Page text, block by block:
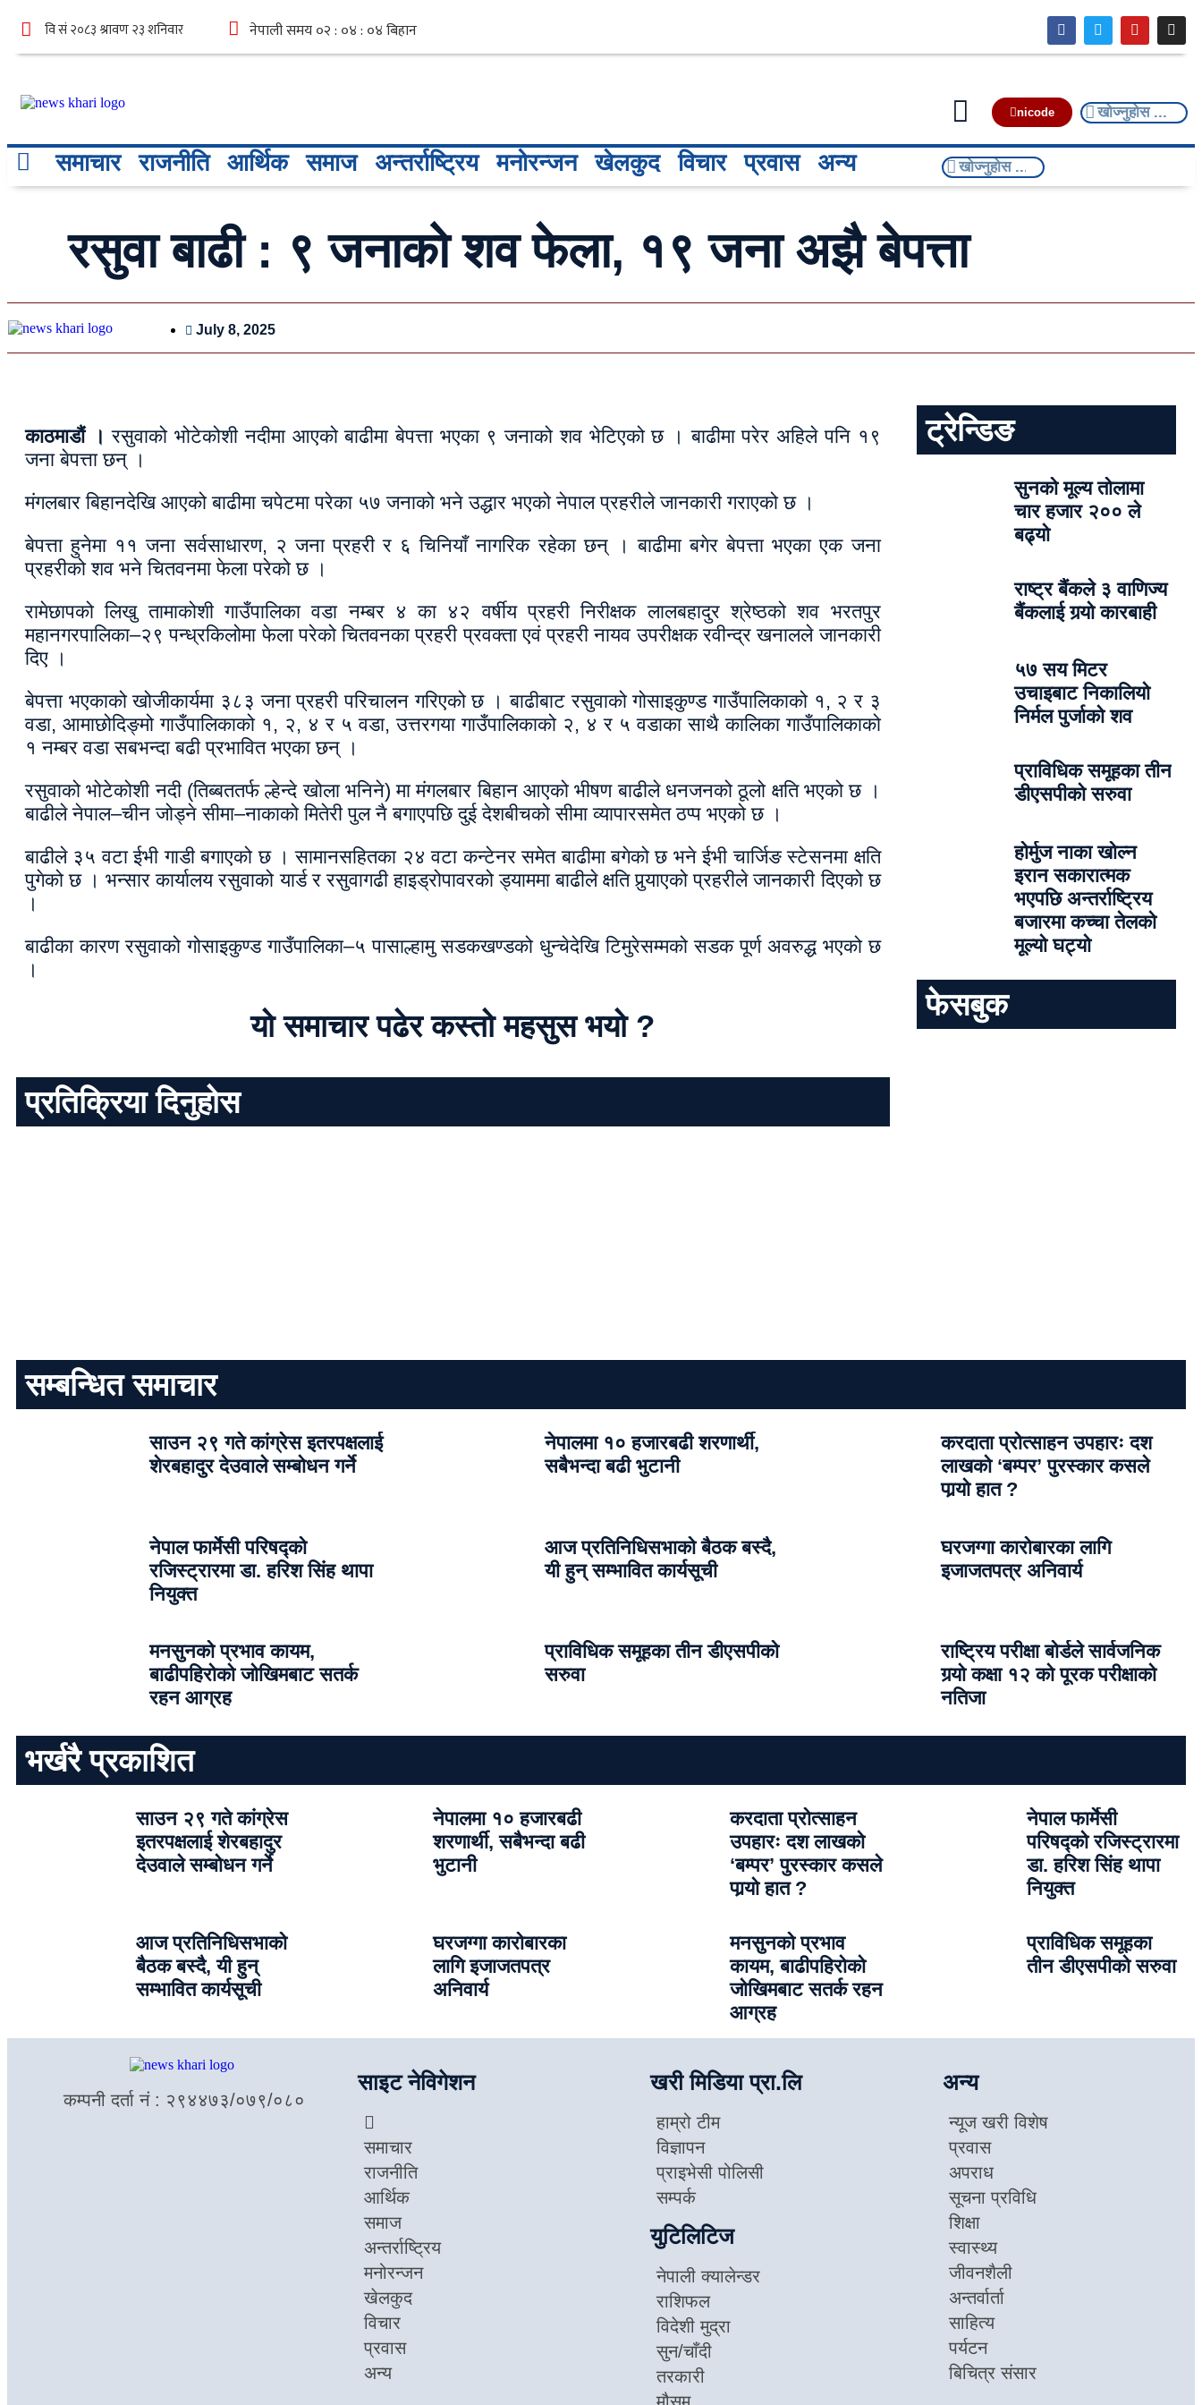
nicode
समाचार राजनीति आर्थिक समाज अन्तर्राष्ट्रिय मनोरन्जन खेलकुद विचार प्रवास अन्य
रसुवा बाढी : ९ जनाको शव फेला, १९ जना अझै बेपत्ता
July 8, 2025
काठमाडौं । रसुवाको भोटेकोशी नदीमा आएको बाढीमा बेपत्ता भएका ९ जनाको शव भेटिएको छ । बाढीमा परेर अहिले पनि १९
जना बेपत्ता छन् ।
मंगलबार बिहानदेखि आएको बाढीमा चपेटमा परेका ५७ जनाको भने उद्धार भएको नेपाल प्रहरीले जानकारी गराएको छ ।
बेपत्ता हुनेमा ११ जना सर्वसाधारण, २ जना प्रहरी र ६ चिनियाँ नागरिक रहेका छन् । बाढीमा बगेर बेपत्ता भएका एक जना
प्रहरीको शव भने चितवनमा फेला परेको छ ।
रामेछापको लिखु तामाकोशी गाउँपालिका वडा नम्बर ४ का ४२ वर्षीय प्रहरी निरीक्षक लालबहादुर श्रेष्ठको शव भरतपुर
महानगरपालिका–२९ पन्ध्रकिलोमा फेला परेको चितवनका प्रहरी प्रवक्ता एवं प्रहरी नायव उपरीक्षक रवीन्द्र खनालले जानकारी
दिए ।
बेपत्ता भएकाको खोजीकार्यमा ३८३ जना प्रहरी परिचालन गरिएको छ । बाढीबाट रसुवाको गोसाइकुण्ड गाउँपालिकाको १, २ र ३
वडा, आमाछोदिङ्मो गाउँपालिकाको १, २, ४ र ५ वडा, उत्तरगया गाउँपालिकाको २, ४ र ५ वडाका साथै कालिका गाउँपालिकाको
१ नम्बर वडा सबभन्दा बढी प्रभावित भएका छन् ।
रसुवाको भोटेकोशी नदी (तिब्बततर्फ ल्हेन्दे खोला भनिने) मा मंगलबार बिहान आएको भीषण बाढीले धनजनको ठूलो क्षति भएको छ ।
बाढीले नेपाल–चीन जोड्ने सीमा–नाकाको मितेरी पुल नै बगाएपछि दुई देशबीचको सीमा व्यापारसमेत ठप्प भएको छ ।
बाढीले ३५ वटा ईभी गाडी बगाएको छ । सामानसहितका २४ वटा कन्टेनर समेत बाढीमा बगेको छ भने ईभी चार्जिङ स्टेसनमा क्षति
पुगेको छ । भन्सार कार्यालय रसुवाको यार्ड र रसुवागढी हाइड्रोपावरको ड्याममा बाढीले क्षति पुर्‍याएको प्रहरीले जानकारी दिएको छ
।
बाढीका कारण रसुवाको गोसाइकुण्ड गाउँपालिका–५ पासाल्हामु सडकखण्डको धुन्चेदेखि टिमुरेसम्मको सडक पूर्ण अवरुद्ध भएको छ
।
यो समाचार पढेर कस्तो महसुस भयो ?
प्रतिक्रिया दिनुहोस
ट्रेन्डिङ
सुनको मूल्य तोलामा
चार हजार २०० ले
बढ्यो
राष्ट्र बैंकले ३ वाणिज्य
बैंकलाई गर्‍यो कारबाही
५७ सय मिटर
उचाइबाट निकालियो
निर्मल पुर्जाको शव
प्राविधिक समूहका तीन
डीएसपीको सरुवा
होर्मुज नाका खोल्न
इरान सकारात्मक
भएपछि अन्तर्राष्ट्रिय
बजारमा कच्चा तेलको
मूल्यो घट्यो
फेसबुक
सम्बन्धित समाचार
साउन २९ गते कांग्रेस इतरपक्षलाई
शेरबहादुर देउवाले सम्बोधन गर्ने
नेपालमा १० हजारबढी शरणार्थी,
सबैभन्दा बढी भुटानी
करदाता प्रोत्साहन उपहारः दश
लाखको ‘बम्पर’ पुरस्कार कसले
पार्‍याे हात ?
नेपाल फार्मेसी परिषद्को
रजिस्ट्रारमा डा. हरिश सिंह थापा
नियुक्त
आज प्रतिनिधिसभाको बैठक बस्दै,
यी हुन् सम्भावित कार्यसूची
घरजग्गा कारोबारका लागि
इजाजतपत्र अनिवार्य
मनसुनको प्रभाव कायम,
बाढीपहिरोको जोखिमबाट सतर्क
रहन आग्रह
प्राविधिक समूहका तीन डीएसपीको
सरुवा
राष्ट्रिय परीक्षा बोर्डले सार्वजनिक
गर्‍यो कक्षा १२ को पूरक परीक्षाको
नतिजा
भर्खरै प्रकाशित
साउन २९ गते कांग्रेस
इतरपक्षलाई शेरबहादुर
देउवाले सम्बोधन गर्ने
नेपालमा १० हजारबढी
शरणार्थी, सबैभन्दा बढी
भुटानी
करदाता प्रोत्साहन
उपहारः दश लाखको
‘बम्पर’ पुरस्कार कसले
पार्‍याे हात ?
नेपाल फार्मेसी
परिषद्को रजिस्ट्रारमा
डा. हरिश सिंह थापा
नियुक्त
आज प्रतिनिधिसभाको
बैठक बस्दै, यी हुन्
सम्भावित कार्यसूची
घरजग्गा कारोबारका
लागि इजाजतपत्र
अनिवार्य
मनसुनको प्रभाव
कायम, बाढीपहिरोको
जोखिमबाट सतर्क रहन
आग्रह
प्राविधिक समूहका
तीन डीएसपीको सरुवा
कम्पनी दर्ता नं : २९४४७३/०७९/०८०
साइट नेविगेशन
समाचार
राजनीति
आर्थिक
समाज
अन्तर्राष्ट्रिय
मनोरन्जन
खेलकुद
विचार
प्रवास
अन्य
खरी मिडिया प्रा.लि
हाम्रो टीम
विज्ञापन
प्राइभेसी पोलिसी
सम्पर्क
युटिलिटिज
नेपाली क्यालेन्डर
राशिफल
विदेशी मुद्रा
सुन/चाँदी
तरकारी
अन्य
न्यूज खरी विशेष
प्रवास
अपराध
सूचना प्रविधि
शिक्षा
स्वास्थ्य
जीवनशैली
अन्तर्वार्ता
साहित्य
पर्यटन
बिचित्र संसार